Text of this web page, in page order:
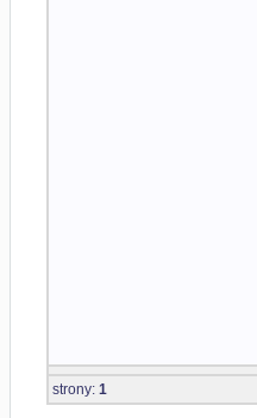
strony: 1